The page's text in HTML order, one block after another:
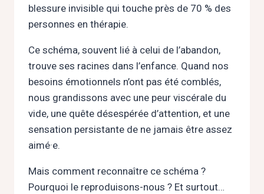
blessure invisible qui touche près de 70 % des
personnes en thérapie.
Ce schéma, souvent lié à celui de l’abandon,
trouve ses racines dans l’enfance. Quand nos
besoins émotionnels n’ont pas été comblés,
nous grandissons avec une peur viscérale du
vide, une quête désespérée d’attention, et une
sensation persistante de ne jamais être assez
aimé·e.
Mais comment reconnaître ce schéma ?
Pourquoi le reproduisons-nous ? Et surtout…